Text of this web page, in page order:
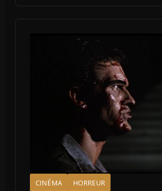
CINÉMA HORREUR